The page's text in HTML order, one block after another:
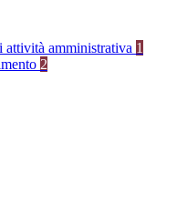
attività amministrativa 1
2